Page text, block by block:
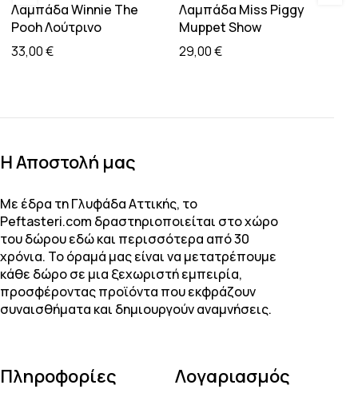
Λαμπάδα Winnie The
Pooh Λούτρινο
33,00€
Λαμπάδα Miss Piggy
Muppet Show
29,00€
H Αποστολή μας
Με έδρα τη Γλυφάδα Αττικής, το
Peftasteri.com δραστηριοποιείται στο χώρο
του δώρου εδώ και περισσότερα από 30
χρόνια. Το όραμά μας είναι να μετατρέπουμε
κάθε δώρο σε μια ξεχωριστή εμπειρία,
προσφέροντας προϊόντα που εκφράζουν
συναισθήματα και δημιουργούν αναμνήσεις.
Πληροφορίες Λογαριασμός